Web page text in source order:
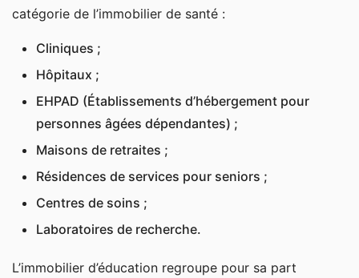
catégorie de l’immobilier de santé :
Cliniques ;
Hôpitaux ;
EHPAD (Établissements d’hébergement pour
personnes âgées dépendantes) ;
Maisons de retraites ;
Résidences de services pour seniors ;
Centres de soins ;
Laboratoires de recherche.
L’immobilier d’éducation regroupe pour sa part